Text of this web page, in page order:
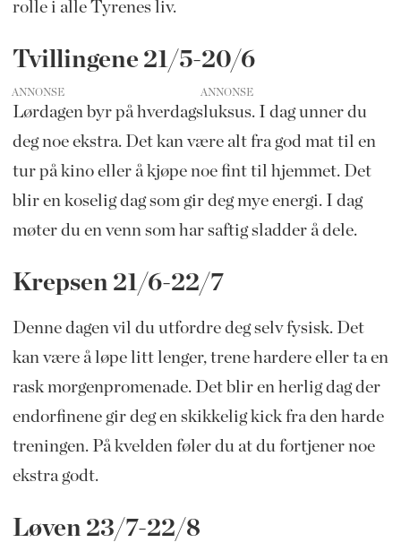
rolle i alle Tyrenes liv.
Tvillingene 21/5-20/6
ANNONSE
Lørdagen byr på hverdagsluksus. I dag unner du
deg noe ekstra. Det kan være alt fra god mat til en
tur på kino eller å kjøpe noe fint til hjemmet. Det
blir en koselig dag som gir deg mye energi. I dag
møter du en venn som har saftig sladder å dele.
Krepsen 21/6-22/7
Denne dagen vil du utfordre deg selv fysisk. Det
kan være å løpe litt lenger, trene hardere eller ta en
rask morgenpromenade. Det blir en herlig dag der
endorfinene gir deg en skikkelig kick fra den harde
treningen. På kvelden føler du at du fortjener noe
ekstra godt.
Løven 23/7-22/8